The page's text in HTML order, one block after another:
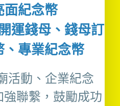
面紀念幣
運錢母、錢母訂
專業紀念幣
活動、企業紀念
聯繫，鼓勵成功